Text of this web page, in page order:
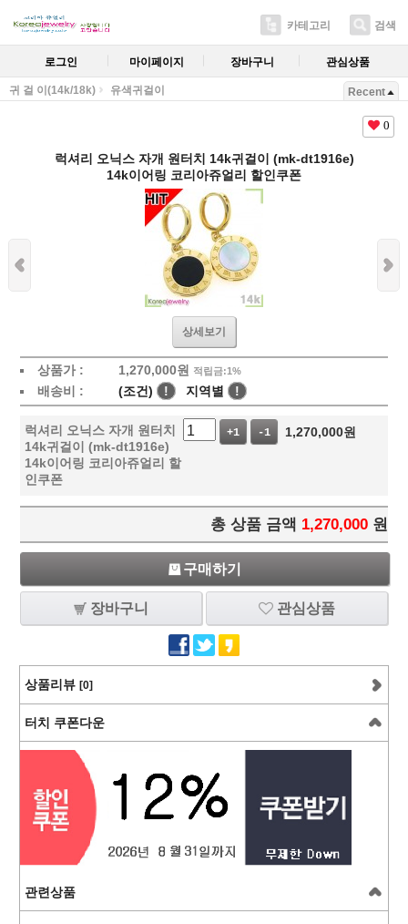
카테고리 검색
로그인 마이페이지 장바구니 관심상품
귀 걸 이(14k/18k) 유색귀걸이 Recent
0
럭셔리 오닉스 자개 원터치 14k귀걸이 (mk-dt1916e)
14k이어링 코리아쥬얼리 할인쿠폰
상세보기
상품가 : 1,270,000원 적립금:1%
배송비 : (조건) ! 지역별 !
럭셔리 오닉스 자개 원터치
14k귀걸이 (mk-dt1916e)
14k이어링 코리아쥬얼리 할
인쿠폰
+1 -1 1,270,000원
총 상품 금액 1,270,000 원
구매하기
장바구니 관심상품
상품리뷰 [0]
터치 쿠폰다운
관련상품